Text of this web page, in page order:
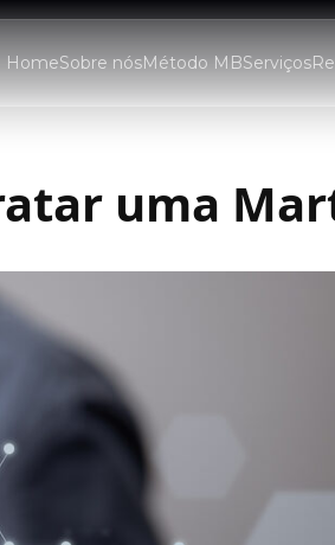
HomeSobre nósMétodo MBServiços
uma